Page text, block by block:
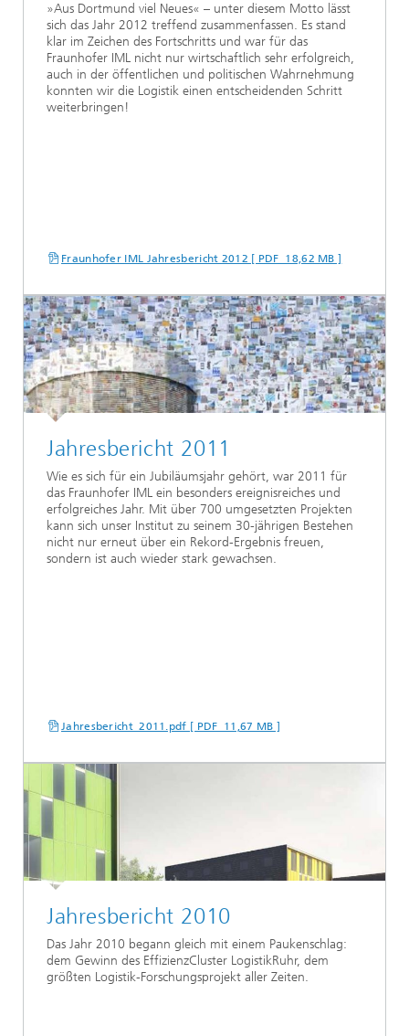
»Aus Dortmund viel Neues« – unter diesem Motto lässt
sich das Jahr 2012 treffend zusammenfassen. Es stand
klar im Zeichen des Fortschritts und war für das
Fraunhofer IML nicht nur wirtschaftlich sehr erfolgreich,
auch in der öffentlichen und politischen Wahrnehmung
konnten wir die Logistik einen entscheidenden Schritt
weiterbringen!
Fraunhofer IML Jahresbericht 2012 [ PDF 18,62 MB ]
Jahresbericht 2011
Wie es sich für ein Jubiläumsjahr gehört, war 2011 für
das Fraunhofer IML ein besonders ereignisreiches und
erfolgreiches Jahr. Mit über 700 umgesetzten Projekten
kann sich unser Institut zu seinem 30-jährigen Bestehen
nicht nur erneut über ein Rekord-Ergebnis freuen,
sondern ist auch wieder stark gewachsen.
Jahresbericht_2011.pdf [ PDF 11,67 MB ]
Jahresbericht 2010
Das Jahr 2010 begann gleich mit einem Paukenschlag:
dem Gewinn des EffizienzCluster LogistikRuhr, dem
größten Logistik-Forschungsprojekt aller Zeiten.